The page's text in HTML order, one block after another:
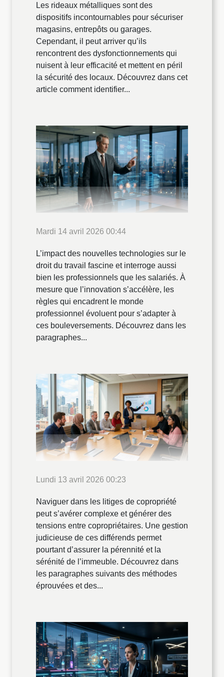
Les rideaux métalliques sont des
dispositifs incontournables pour sécuriser
magasins, entrepôts ou garages.
Cependant, il peut arriver qu’ils
rencontrent des dysfonctionnements qui
nuisent à leur efficacité et mettent en péril
la sécurité des locaux. Découvrez dans cet
article comment identifier...
Mardi 14 avril 2026 00:44
L’impact des nouvelles technologies sur le
droit du travail fascine et interroge aussi
bien les professionnels que les salariés. À
mesure que l’innovation s’accélère, les
règles qui encadrent le monde
professionnel évoluent pour s’adapter à
ces bouleversements. Découvrez dans les
paragraphes...
Lundi 13 avril 2026 00:23
Naviguer dans les litiges de copropriété
peut s’avérer complexe et générer des
tensions entre copropriétaires. Une gestion
judicieuse de ces différends permet
pourtant d’assurer la pérennité et la
sérénité de l’immeuble. Découvrez dans
les paragraphes suivants des méthodes
éprouvées et des...